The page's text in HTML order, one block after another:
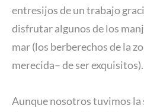
entresijos de un trabajo
disfrutar algunos de los
mar (los berberechos de la
merecida– de ser exquisitos).
Aunque nosotros tuvimos la